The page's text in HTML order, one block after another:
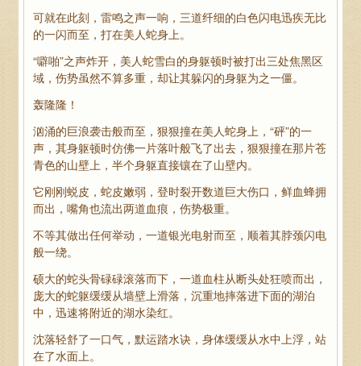
可就在此刻，雷鸣之声一响，三道纤细的白色闪电迅疾无比
的一闪而至，打在美人蛇身上。
“噼啪”之声炸开，美人蛇雪白的身躯顿时被打出三处焦黑区
域，伤势虽然不算多重，却让其躲闪的身躯为之一僵。
轰隆隆！
汹涌的巨浪袭击般而至，狠狠撞在美人蛇身上，“砰”的一
声，其身躯顿时仿佛一片落叶般飞了出去，狠狠撞在那片苍
青色的山壁上，半个身躯直接镶在了山壁内。
它刚刚蜕皮，蛇皮嫩弱，登时裂开数道巨大伤口，鲜血蜂拥
而出，嘴角也流出两道血痕，伤势极重。
不等其做出任何举动，一道银光电射而至，顺着其脖颈闪电
般一绕。
硕大的蛇头骨碌碌滚落而下，一道血柱从断头处狂喷而出，
庞大的蛇躯缓缓从墙壁上滑落，沉重地摔落进下面的湖泊
中，迅速将附近的湖水染红。
沈落轻舒了一口气，默运踏水诀，身体缓缓从水中上浮，站
在了水面上。